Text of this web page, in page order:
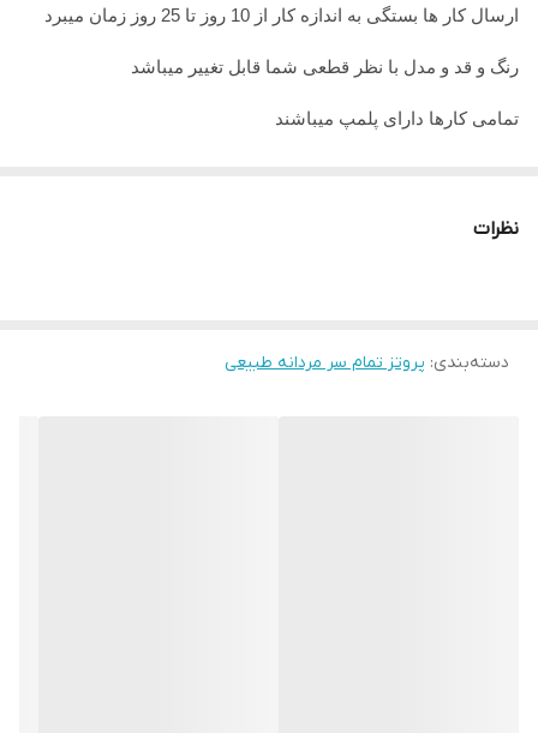
ارسال کار ها بستگی به اندازه کار از 10 روز تا 25 روز زمان میبرد
رنگ و قد و مدل با نظر قطعی شما قابل تغییر میباشد
تمامی کارها دارای پلمپ میباشند
در صورت داشتن سوال میتوانید از پشتیبان های ما راهنمایی دریافت
نظرات
دسته‌بندی: پروتز تمام سر مردانه طبیعی